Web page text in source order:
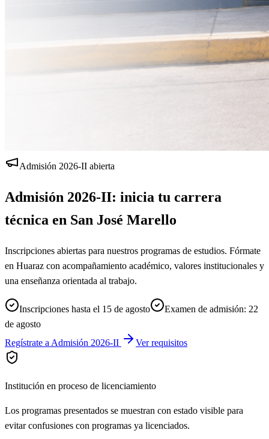
Admisión 2026-II abierta
Admisión 2026-II: inicia tu carrera
técnica en San José Marello
Inscripciones abiertas para nuestros programas de estudios. Fórmate
en Huaraz con acompañamiento académico, valores institucionales y
una enseñanza orientada al trabajo.
Inscripciones hasta el 15 de agosto
Examen de admisión: 22
de agosto
Regístrate a Admisión 2026-II
Ver requisitos
Institución en proceso de licenciamiento
Los programas presentados se muestran con estado visible para
evitar confusiones con programas ya licenciados.